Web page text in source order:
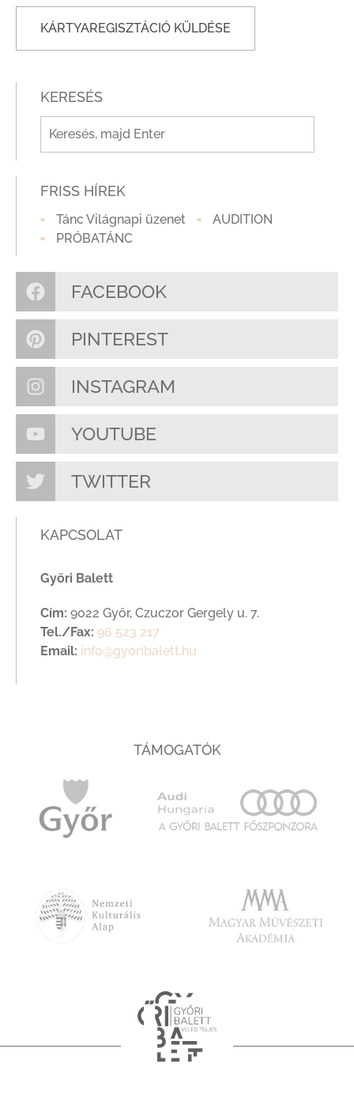
KERESÉS
FRISS HÍREK
Tánc Világnapi üzenet
AUDITION
PRÓBATÁNC
FACEBOOK
PINTEREST
INSTAGRAM
YOUTUBE
TWITTER
KAPCSOLAT
Győri Balett
Cím: 9022 Győr, Czuczor Gergely u. 7.
Tel./Fax: 96 523 217
Email: info@gyoribalett.hu
TÁMOGATÓK